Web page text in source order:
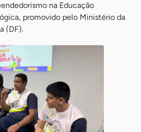
na Educação
promovido pelo Ministério da
(DF).